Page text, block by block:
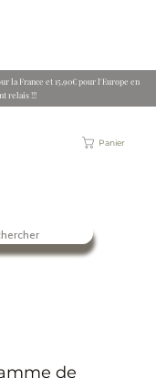
Panier
la France et 15,90€ pour l'Europe en
relais !!!
de